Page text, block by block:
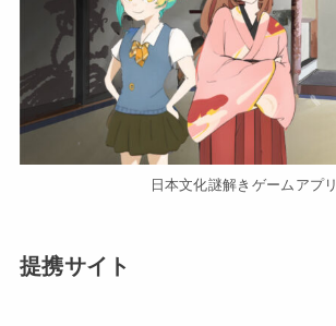
日本文化謎解きゲームアプリ
提携サイト